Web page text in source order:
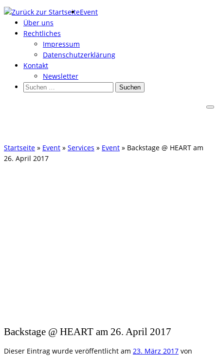
Zum
Inhalt
springen
Event
Über uns
Rechtliches
Impressum
Datenschutzerklärung
Kontakt
Newsletter
Suchen
Startseite » Event » Services » Event » Backstage @ HEART am
26. April 2017
Backstage @ HEART am 26. April 2017
Dieser Eintrag wurde veröffentlicht am 23. März 2017 von